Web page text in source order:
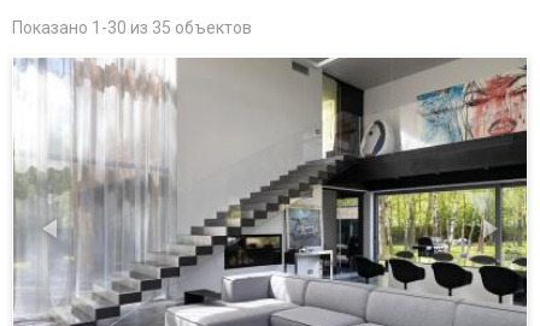
Показано 1-30 из 35 объектов